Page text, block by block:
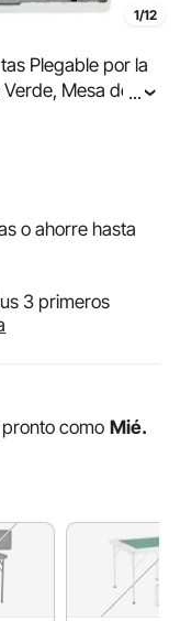
1/12
Plegable por la
Mesa de
Asa de
...
o ahorre hasta
3 primeros
como Mié.